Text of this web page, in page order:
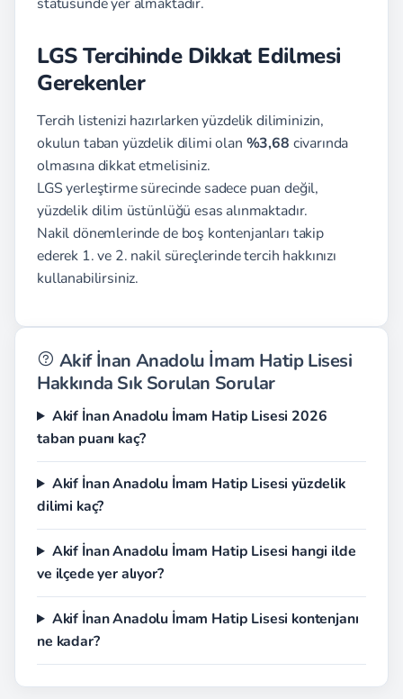
LGS Tercihinde Dikkat Edilmesi
Gerekenler
Tercih listenizi hazırlarken yüzdelik diliminizin,
okulun taban yüzdelik dilimi olan %3,68 civarında
olmasına dikkat etmelisiniz.
LGS yerleştirme sürecinde sadece puan değil,
yüzdelik dilim üstünlüğü esas alınmaktadır.
Nakil dönemlerinde de boş kontenjanları takip
ederek 1. ve 2. nakil süreçlerinde tercih hakkınızı
kullanabilirsiniz.
Akif İnan Anadolu İmam Hatip Lisesi
Hakkında Sık Sorulan Sorular
Akif İnan Anadolu İmam Hatip Lisesi 2026
taban puanı kaç?
Akif İnan Anadolu İmam Hatip Lisesi yüzdelik
dilimi kaç?
Akif İnan Anadolu İmam Hatip Lisesi hangi ilde
ve ilçede yer alıyor?
Akif İnan Anadolu İmam Hatip Lisesi kontenjanı
ne kadar?